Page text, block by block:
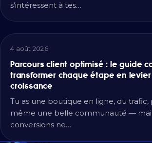
s’intéressent à tes…
4 août 2026
Parcours client optimisé : le guide
transformer chaque étape en
croissance
Tu as une boutique en ligne, du
même une belle communauté —
conversions ne…